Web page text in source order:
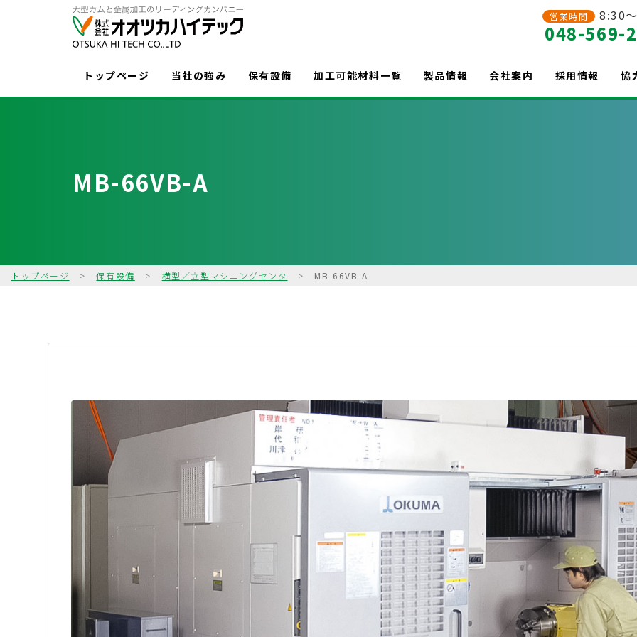
営業時間 8:30
048-569-
トップページ 当社の強み 保有設備 加工可能材料一覧 製品情報 会社案内 採用情報 協
MB-66VB-A
トップページ > 保有設備 > 横型／立型マシニングセンタ > MB-66VB-A